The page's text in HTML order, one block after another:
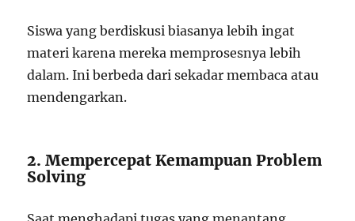
Siswa yang berdiskusi biasanya lebih ingat
materi karena mereka memprosesnya lebih
dalam. Ini berbeda dari sekadar membaca atau
mendengarkan.
2. Mempercepat Kemampuan Problem
Solving